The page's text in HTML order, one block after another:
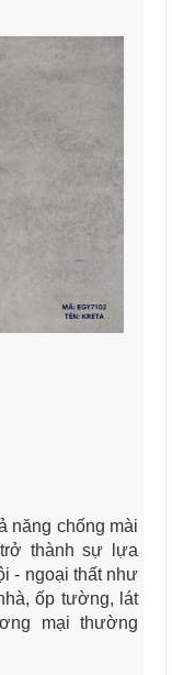
năng chống mài
thành sự lựa
- ngoại thất như
ốp tường, lát
mại thường